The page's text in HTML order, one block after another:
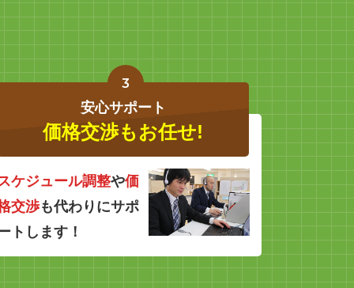
3
安心サポート
価格交渉もお任せ!
ケジュール調整や価
交渉も代わりにサポ
トします！